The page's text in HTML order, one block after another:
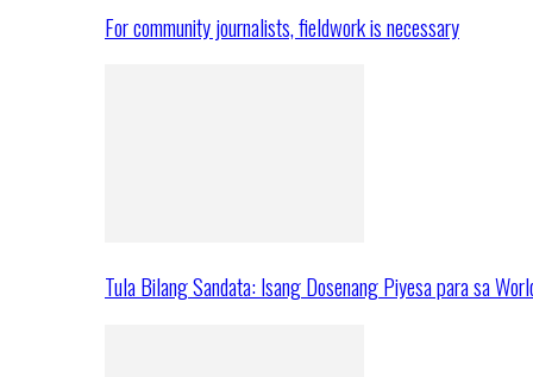
For community journalists, fieldwork is necessary
Tula Bilang Sandata: Isang Dosenang Piyesa para sa